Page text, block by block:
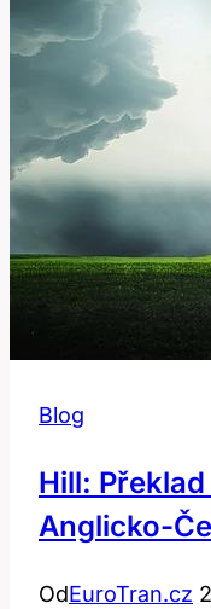
Blog
Hill:
Anglicko-
OdEuroTran.cz